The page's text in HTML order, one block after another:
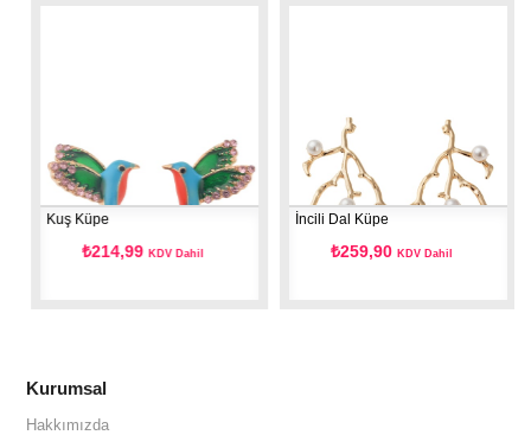
Kuş Küpe
₺214,99 KDV Dahil
İncili Dal Küpe
₺259,90 KDV Dahil
Kurumsal
Hakkımızda